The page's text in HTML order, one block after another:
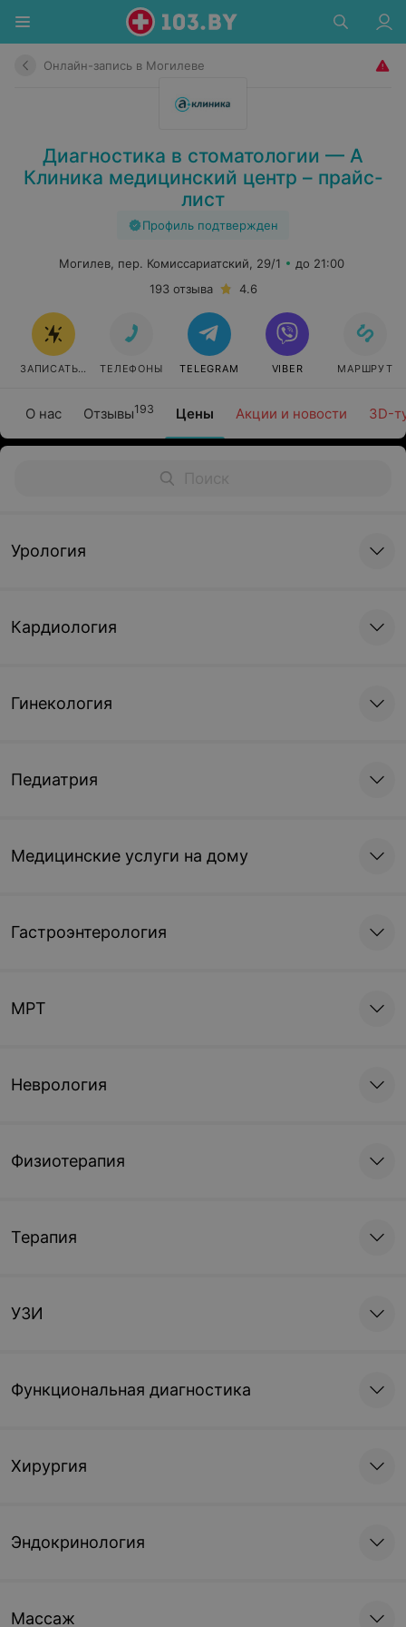
Онлайн-запись в Могилеве
Диагностика в стоматологии — А
Клиника медицинский центр – прайс-
лист
Профиль подтвержден
О нас Отзывы193 Цены Акции и новости 3D-
Могилев, пер. Комиссариатский, 29/1
до 21:00
193 отзыва
4.6
ЗАПИСАТЬСЯ ТЕЛЕФОНЫ TELEGRAM VIBER МАРШРУТ
Урология
Кардиология
Гинекология
Педиатрия
Медицинские услуги на дому
Гастроэнтерология
МРТ
Неврология
Физиотерапия
Терапия
УЗИ
Функциональная диагностика
Хирургия
Эндокринология
Массаж